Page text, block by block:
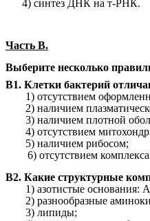
4) синтез ДНК на т-РНК.
Часть В.
Выберите несколько
В1. Клетки бактерий
1) отсутствием
2) наличием
3) наличием плотной
4) отсутствием
5) наличием рибосом;
6) отсутствием
В2. Какие структурные
1) азотистые основания:
2) разнообразные
3) липиды;